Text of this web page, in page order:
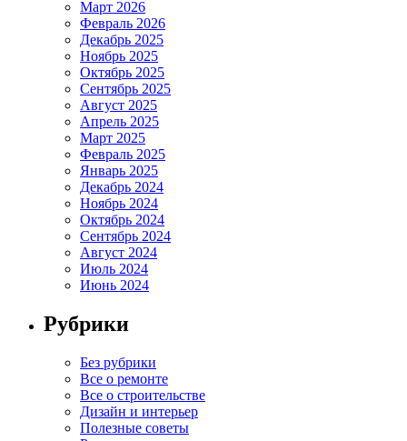
Март 2026
Февраль 2026
Декабрь 2025
Ноябрь 2025
Октябрь 2025
Сентябрь 2025
Август 2025
Апрель 2025
Март 2025
Февраль 2025
Январь 2025
Декабрь 2024
Ноябрь 2024
Октябрь 2024
Сентябрь 2024
Август 2024
Июль 2024
Июнь 2024
Рубрики
Без рубрики
Все о ремонте
Все о строительстве
Дизайн и интерьер
Полезные советы